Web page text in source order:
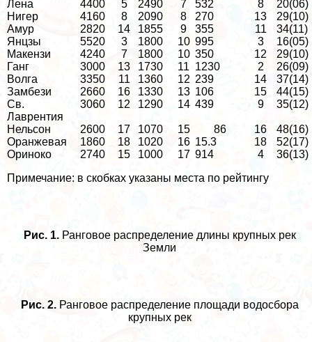
Лена
4400 5 2490 7 532 8
20(06)
Нигер
4160 8 2090 8 270 13
29(10)
Амур
2820 14 1855 9 355 11
34(11)
Янцзы
5520 3 1800 10 995 3
16(05)
Макензи
4240 7 1800 10 350 12
29(10)
Ганг
3000 13 1730 11 1230 2
26(09)
Волга
3350 11 1360 12 239 14
37(14)
Замбези
2660 16 1330 13 106 15
44(15)
Св.
Лаврентия
3060 12 1290 14 439 9 35(12)
Нельсон 2600 17 1070 15 86 16
48(16)
Оранжевая
1860 18 1020 16 15.3 18
52(17)
Ориноко
2740 15 1000 17 914 4
36(13)
Примечание: в скобках указаны места по рейтингу
Рис. 1. Ранговое распределение длины крупных рек
Земли
Рис. 2. Ранговое распределение площади водосбора
крупных рек